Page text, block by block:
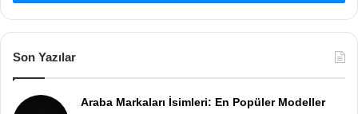
Son Yazılar
Araba Markaları İsimleri: En Popüler Modeller